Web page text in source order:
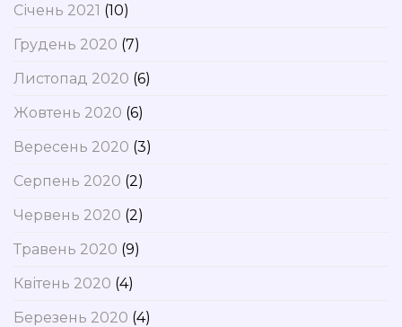
Січень 2021 (10)
Грудень 2020 (7)
Листопад 2020 (6)
Жовтень 2020 (6)
Вересень 2020 (3)
Серпень 2020 (2)
Червень 2020 (2)
Травень 2020 (9)
Квітень 2020 (4)
Березень 2020 (4)